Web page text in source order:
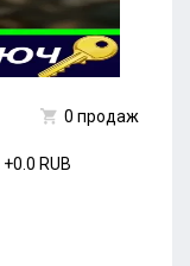
0 продаж
+0.0 RUB